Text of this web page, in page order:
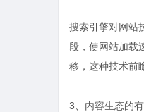
搜索引擎对网站
段，使网站加载
移，这种技术前
3、内容生态的